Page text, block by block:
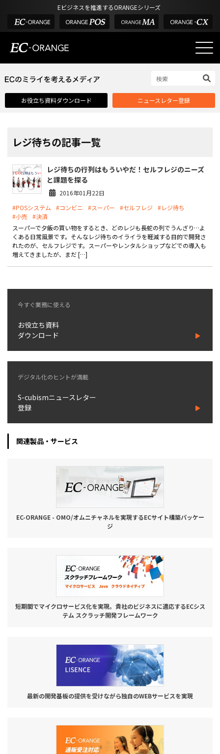
Eビジネスを推進するORANGEシリーズ
選ばれる理由
課題解決例
外部サービス連携
インフラ環境・サポート
費用
製品
特長
ECと通販の連動を可能に
EC運用支援
継続的に結果を出し続けるECサイトへ
スクラッチ開発
内製化支援
導入事例
03-6432-0346
電話受付：平日 10:00~17:00
お問い合わせ
お役立ち資料ダウンロード ニュースレター登録
レジ待ちの記事一覧
レジ待ちの行列はもういやだ！セルフレジのニーズ
と課題を探る
2016年01月22日
#POSシステム
#コンビニ #スーパー #セルフレジ
#レジ待ち
#小売
#決済
スーパーで夕飯の買い物をするとき、どのレジも長蛇の列でうんざり…よ
くある日常風景です。そんなレジ待ちのイライラを軽減する目的で開発さ
れたのが、セルフレジです。スーパーやレンタルショップなどでの導入も
増えてきましたが、まだ […]
今すぐ業務に使える
お役立ち資料
ダウンロード
デジタル化のヒントが満載
S-cubismニュースレター
登録
関連製品・サービス
EC-ORANGE - OMO/オムニチャネルを実現するECサイト構築パッケー
ジ
短期間でマイクロサービス化を実現。貴社のビジネスに適応するECシス
テム スクラッチ開発フレームワーク
最新の開発基板の提供を受けながら独自のWEBサービスを実現